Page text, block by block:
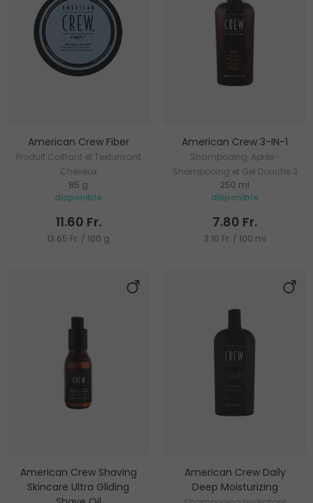
American Crew Fiber
Produit Coiffant et Texturisant
Cheveux
85 g
disponible
11.60 Fr.
13.65 Fr. / 100 g
American Crew 3-IN-1
Shampooing, Après-
Shampooing et Gel Douche 3
en 1
250 ml
disponible
7.80 Fr.
3.10 Fr. / 100 ml
American Crew Shaving
Skincare Ultra Gliding
American Crew Daily
Deep Moisturizing